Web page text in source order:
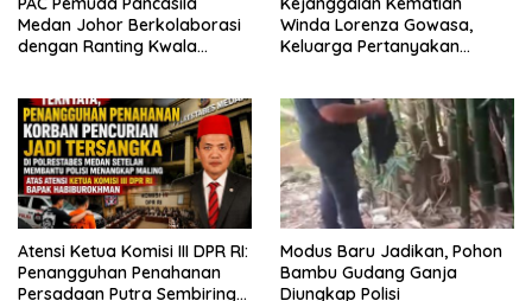
Medan Johor Berkolaborasi
dengan Ranting Kwala
Jemaah dan Pengguna Jalan
Winda Lorenza Gowasa,
Keluarga Pertanyakan
Atensi Ketua Komisi III DPR RI:
Penangguhan Penahanan
Persadaan Putra Sembiring
Modus Baru Jadikan, Pohon
Bambu Gudang Ganja
Diungkap Polisi